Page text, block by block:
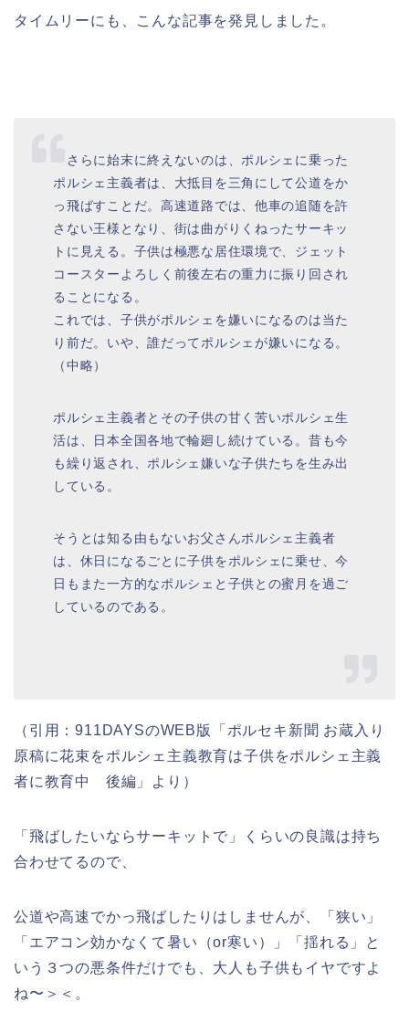
タイムリーにも、こんな記事を発見しました。
さらに始末に終えないのは、ポルシェに乗った
ポルシェ主義者は、大抵目を三角にして公道をか
っ飛ばすことだ。高速道路では、他車の追随を許
さない王様となり、街は曲がりくねったサーキッ
トに見える。子供は極悪な居住環境で、ジェット
コースターよろしく前後左右の重力に振り回され
ることになる。
これでは、子供がポルシェを嫌いになるのは当た
り前だ。いや、誰だってポルシェが嫌いになる。
（中略）
ポルシェ主義者とその子供の甘く苦いポルシェ生
活は、日本全国各地で輪廻し続けている。昔も今
も繰り返され、ポルシェ嫌いな子供たちを生み出
している。
そうとは知る由もないお父さんポルシェ主義者
は、休日になるごとに子供をポルシェに乗せ、今
日もまた一方的なポルシェと子供との蜜月を過ご
しているのである。
（引用：911DAYSのWEB版「ポルセキ新聞 お蔵入り
原稿に花束をポルシェ主義教育は子供をポルシェ主義
者に教育中 後編」より）
「飛ばしたいならサーキットで」くらいの良識は持ち
合わせてるので、
公道や高速でかっ飛ばしたりはしませんが、「狭い」
「エアコン効かなくて暑い（or寒い）」「揺れる」と
いう３つの悪条件だけでも、大人も子供もイヤですよ
ね〜＞＜。